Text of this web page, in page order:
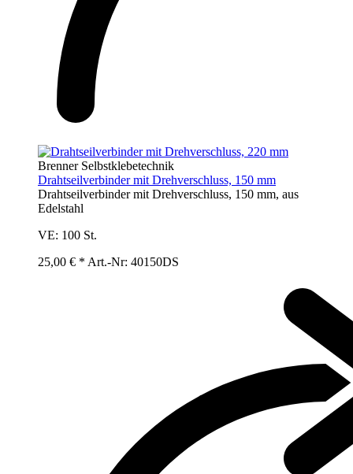
Brenner Selbstklebetechnik
Drahtseilverbinder mit Drehverschluss, 150 mm
Drahtseilverbinder mit Drehverschluss, 150 mm, aus
Edelstahl
VE: 100 St.
25,00 € * Art.-Nr: 40150DS